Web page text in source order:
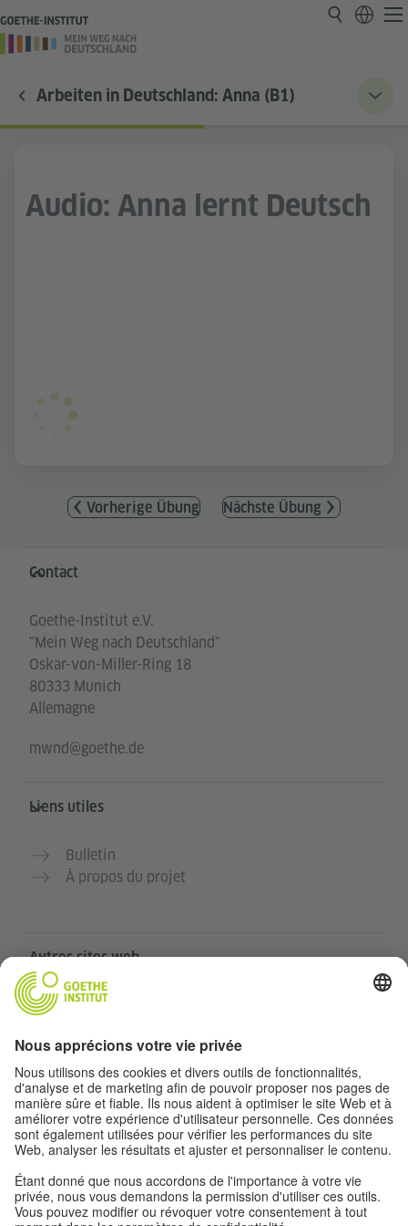
Arbeiten in Deutschland: Anna (B1)
Audio: Anna lernt Deutsch
Vorherige Übung Nächste Übung
Service- und Informationsbereich
Contact
Goethe-Institut e.V.
"Mein Weg nach Deutschland"
Oskar-von-Miller-Ring 18
80333 Munich
Allemagne
mwnd@goethe.de
Liens utiles
Bulletin
À propos du projet
Autres sites web
Communauté „Deutsch für dich“
Cours d’allemand de l’Institut Goethe
Portail pour enseignants „Deutschstunde“
Confidentialité et accessibilité
Paramètres de confidentialité
Accessibilité